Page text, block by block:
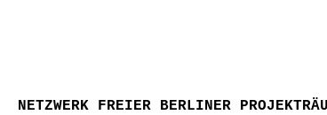
NETZWERK FREIER BERLINER